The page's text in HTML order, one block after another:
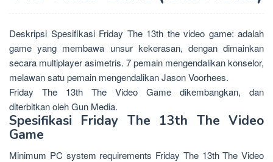
Deskripsi Spesifikasi Friday The 13th the video game: adalah
game yang membawa unsur kekerasan, dengan dimainkan
secara multiplayer asimetris. 7 pemain mengendalikan konselor,
melawan satu pemain mengendalikan Jason Voorhees.
Friday The 13th The Video Game dikembangkan, dan
diterbitkan oleh Gun Media.
Spesifikasi Friday The 13th The Video
Game
Minimum PC system requirements Friday The 13th The Video